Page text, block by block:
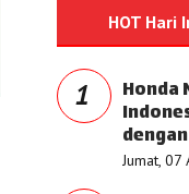
HOT Hari
1 Honda
Jumat, 07